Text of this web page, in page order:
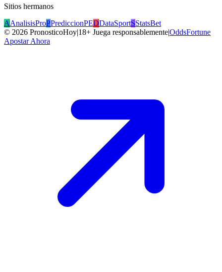
Sitios hermanos
AAnalisisProPPrediccionPEDDataSportSStatsBet
© 2026 PronosticoHoy|18+ Juega responsablemente|OddsFortune
Apostar Ahora